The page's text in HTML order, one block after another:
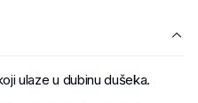
ulaze u dubinu dušeka.